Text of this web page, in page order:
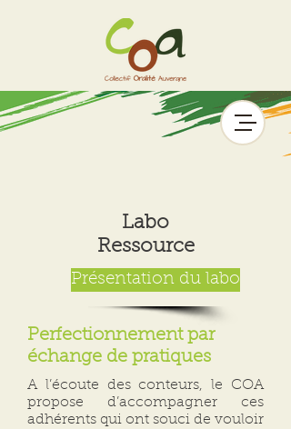
Labo
Ressource
Présentation du labo
Perfectionnement par
échange de pratiques
A l’écoute des conteurs, le COA
propose d’accompagner ces
adhérents qui ont souci de vouloir